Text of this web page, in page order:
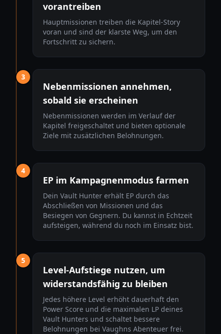
vorantreiben
Hauptmissionen treiben die Kapitel-Story
voran und sind der klarste Weg, um den
Fortschritt zu sichern.
3
Nebenmissionen annehmen,
sobald sie erscheinen
Nebenmissionen werden im Verlauf der
Kapitel freigeschaltet und bieten optionale
Ziele mit zusätzlichen Belohnungen.
4
EP im Kampagnenmodus farmen
Dein Vault Hunter erhält EP durch das
Abschließen von Missionen und das
Besiegen von Gegnern. Du kannst in Echtzeit
aufsteigen, während du noch im Einsatz bist.
5
Level-Aufstiege nutzen, um
widerstandsfähig zu bleiben
Jedes höhere Level erhöht dauerhaft den
Power Score und die maximalen LP deines
Vault Hunters und schaltet bessere
Belohnungen bei Vaughns Abenteuer frei.